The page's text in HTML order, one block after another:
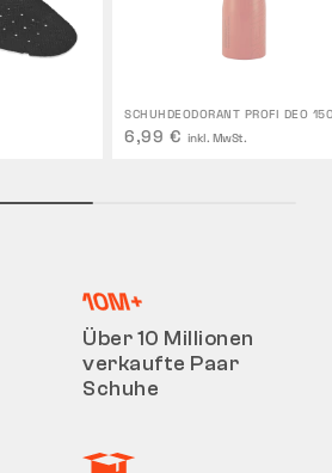
SCHUHDEODORANT PROFI DEO
6,99 € inkl. MwSt.
Über 10 Millionen
verkaufte Paar
Schuhe